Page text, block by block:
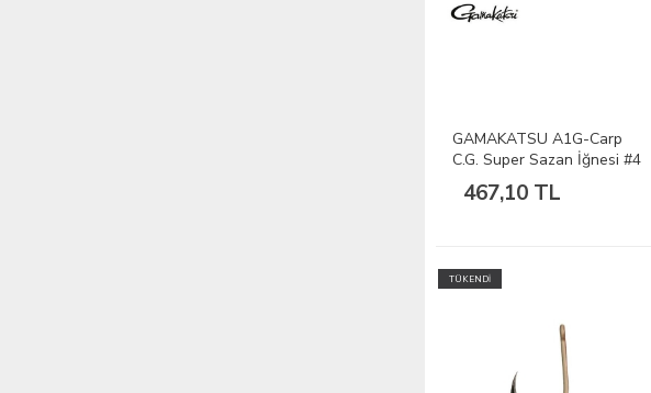
GAMAKATSU A1G-Carp
C.G. Super Sazan İğnesi #4
1/10
467,10 TL
TÜKENDİ